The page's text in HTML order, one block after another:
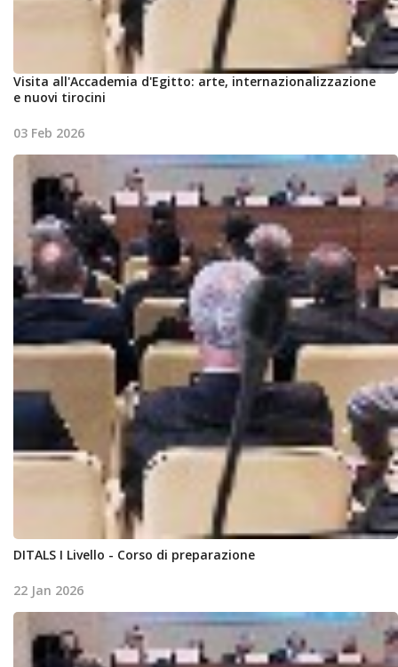
Visita all'Accademia d'Egitto: arte, internazionalizzazione
e nuovi tirocini
03 Feb 2026
DITALS I Livello - Corso di preparazione
22 Jan 2026